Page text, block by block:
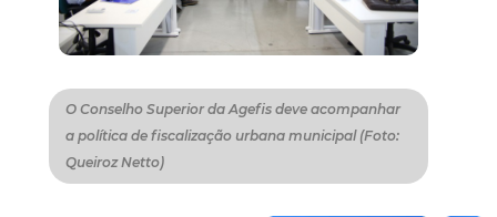
O Conselho Superior da Agefis deve acompanhar
a política de fiscalização urbana municipal (Foto:
Queiroz Netto)